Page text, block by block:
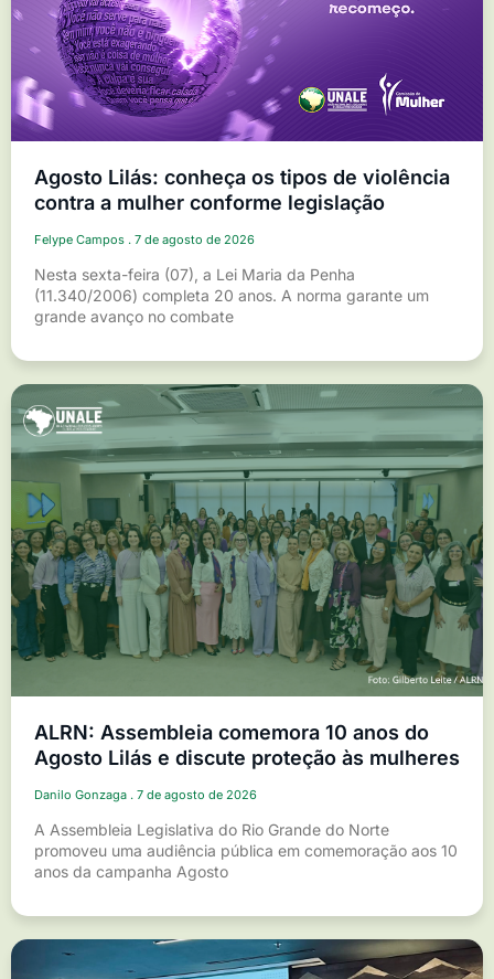
Agosto Lilás: conheça os tipos de violência
contra a mulher conforme legislação
Felype Campos 7 de agosto de 2026
Nesta sexta-feira (07), a Lei Maria da Penha
(11.340/2006) completa 20 anos. A norma garante um
grande avanço no combate
ALRN: Assembleia comemora 10 anos do
Agosto Lilás e discute proteção às mulheres
Danilo Gonzaga 7 de agosto de 2026
A Assembleia Legislativa do Rio Grande do Norte
promoveu uma audiência pública em comemoração aos 10
anos da campanha Agosto